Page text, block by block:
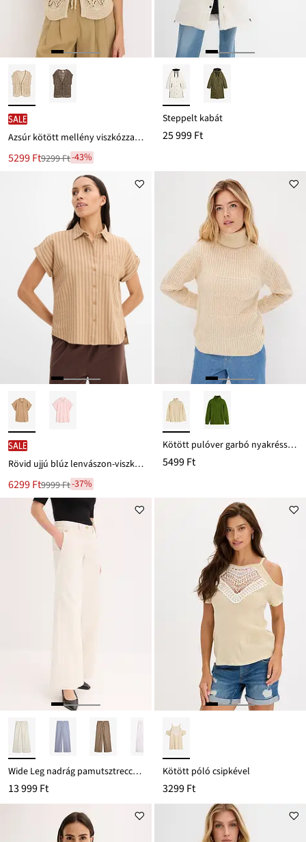
SALE
Azsúr kötött mellény viszkózzal és csillogó szálakkal
Új
5299 Ft
Leárazva9299 Ft-43%
Steppelt kabát
25 999 Ft
SALE
Rövid ujjú blúz lenvászon-viszkóz keverékből
Új
ár
6299 Ft
Leárazva
9999 Ft
9999 Ft-37%
Kötött pulóver garbó nyakrésszel
5499 Ft
Wide Leg nadrág pamutsztreccs anyagból
13 999 Ft
Kötött póló csipkével
3299 Ft